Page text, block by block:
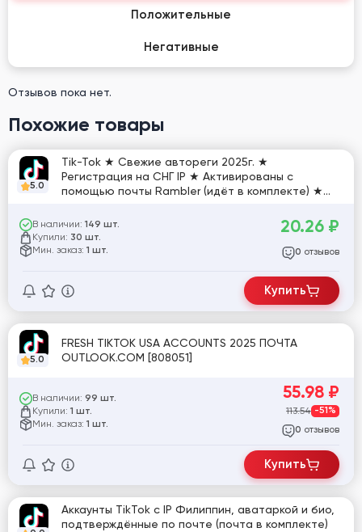
Положительные
Негативные
Отзывов пока нет.
Похожие товары
5.0
Tik-Tok ★ Свежие автореги 2025г. ★
Регистрация на СНГ IP ★ Активированы с
помощью почты Rambler (идёт в комплекте) ★
В наличии: 149 шт.
Купили: 30 шт.
Мин. заказ: 1 шт.
20.26 ₽
0 отзывов
Купить
5.0
FRESH TIKTOK USA ACCOUNTS 2025 ПОЧТА
OUTLOOK.COM [808051]
В наличии: 99 шт.
Купили: 1 шт.
Мин. заказ: 1 шт.
55.98 ₽
113.54 -51%
0 отзывов
Купить
Аккаунты TikTok с IP Филиппин, аватаркой и био,
подтверждённые по почте (почта в комплекте)